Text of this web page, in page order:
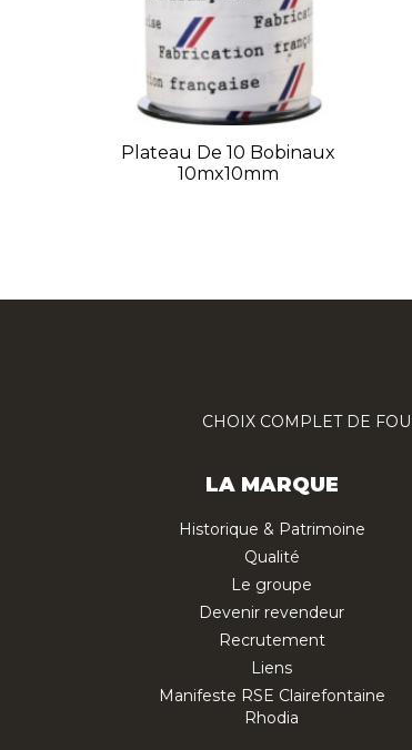
Plateau De 10 Bobinaux
10mx10mm
CHOIX COMPLET DE
LA MARQUE
Historique & Patrimoine
Qualité
Le groupe
Devenir revendeur
Recrutement
Liens
Manifeste RSE Clairefontaine
Rhodia